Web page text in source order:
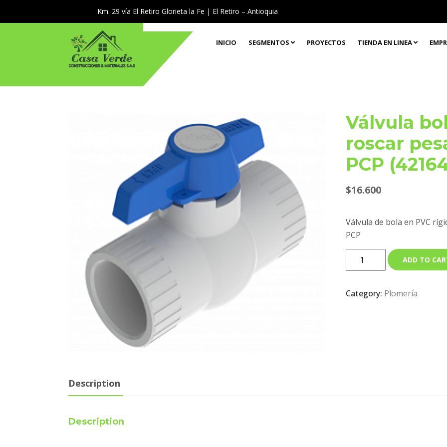
Km. 29 vía El Retiro Glorieta la Fe | El Retiro – Antioquia
INICIO SEGMENTOS PROYECTOS TIENDA EN LINEA
Válvula
roscar
PCP
$16.600
Válvula de bola en PVC
PCP
ADD TO
Category: Plomería
Description
Description